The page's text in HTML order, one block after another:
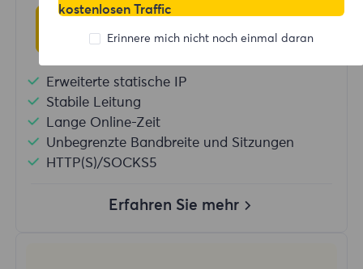
Jetzt kaufen
Erweiterte statische IP
Stabile Leitung
Lange Online-Zeit
Unbegrenzte Bandbreite und Sitzungen
HTTP(S)/SOCKS5
Erfahren Sie mehr
kostenlosen Traffic
Erinnere mich nicht noch einmal daran